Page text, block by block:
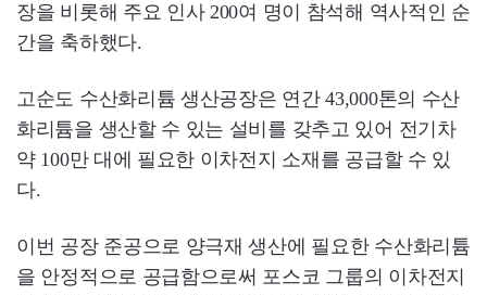
장을 비롯해 주요 인사 200여 명이 참석해 역사적인 순
간을 축하했다.
고순도 수산화리튬 생산공장은 연간 43,000톤의 수산
화리튬을 생산할 수 있는 설비를 갖추고 있어 전기차
약 100만 대에 필요한 이차전지 소재를 공급할 수 있
다.
이번 공장 준공으로 양극재 생산에 필요한 수산화리튬
을 안정적으로 공급함으로써 포스코 그룹의 이차전지